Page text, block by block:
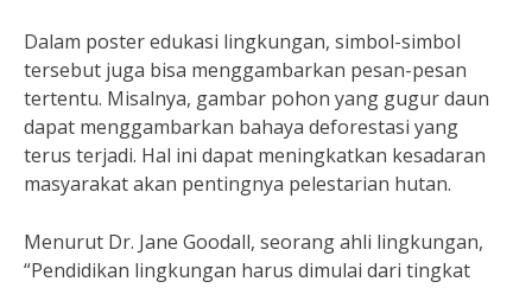
Dalam poster edukasi lingkungan, simbol-simbol
tersebut juga bisa menggambarkan pesan-pesan
tertentu. Misalnya, gambar pohon yang gugur daun
dapat menggambarkan bahaya deforestasi yang
terus terjadi. Hal ini dapat meningkatkan kesadaran
masyarakat akan pentingnya pelestarian hutan.
Menurut Dr. Jane Goodall, seorang ahli lingkungan,
“Pendidikan lingkungan harus dimulai dari tingkat